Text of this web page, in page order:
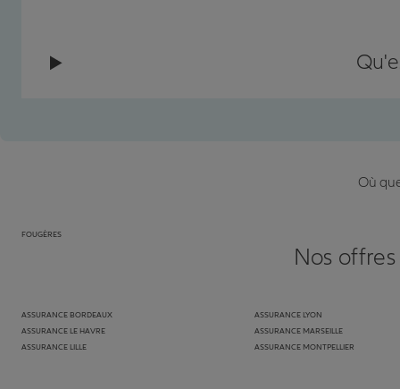
Où
FOUGÈRES
Nos
ASSURANCE BORDEAUX
ASSURANCE LE HAVRE
ASSURANCE LILLE
ASSURANCE LYON
ASSURANCE MARSEILLE
ASSURANCE MONTPELLIER